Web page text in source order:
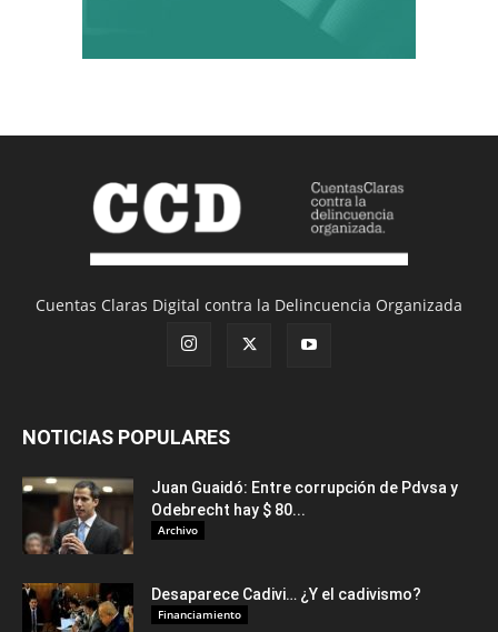
Cuentas Claras Digital contra la Delincuencia Organizada
NOTICIAS POPULARES
Juan Guaidó: Entre corrupción de Pdvsa y
Odebrecht hay $ 80...
Archivo
Desaparece Cadivi… ¿Y el cadivismo?
Financiamiento